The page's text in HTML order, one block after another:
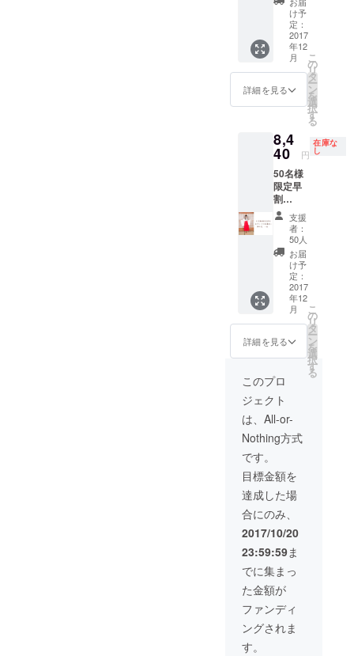
スト
カード
をお届
け致し
ます。
ロシエ
ルさん
チェキ
1枚 ※
チェキ
のため
一枚一
枚異な
りま
す。 送
料は無
料で
す。
122.5c
m（上
身丈
37cm、
ウエス
トベル
ト幅
78.5cm
） ウエ
スト
79〜
96cm
襷(たす
き) 幅
4,5cm×
長さ
220cm
生地 綿
100%
送料は
無料で
す。
身丈
35cm、
ウエス
トベル
ト幅
7cm、
スカー
スト
73〜
90cm
襷(たす
き) 幅
4,5cm×
長さ
200cm
L： 総
丈
122.5c
m（上
身丈
37cm、
ウエス
トベル
ト幅
ト丈
） ウエ
スト
79〜
96cm
き) 幅
4,5cm×
長さ
220cm
生地 綿
100%
無料で
す。
内容 ☆
おうち
でゆる
巫女！
其の
弐 3着
☆帯
（赤）
3本
（たす
き）
各2本
（赤・
白）計6
本 サイ
ズ M：
総丈
118.5c
m（上
身丈
35cm、
ウエス
トベル
ト幅
7cm、
スカー
） ウエ
スト
73〜
90cm
襷(たす
き) 幅
200cm
L： 総
丈
122.5c
m（上
身丈
37cm、
ウエス
トベル
ト幅
7cm、
スカー
ト丈
け予
定：
2017
年12
月
詳細を見る
こ
の
リ
タ
ー
ン
を
選
択
す
る
8,4
40 円
在庫な
し
50名様
限定早
割
15%OF
F （予
定販売
価格
9,936
円） ■
内容 ☆
おうち
でゆる
巫女！
其の
弐 1着
☆帯
（赤）
1本
☆襷
（たす
き） 2
本
イズ
M： 総
丈
118.5c
m（上
身丈
35cm、
ウエス
トベル
ト幅
7cm、
スカー
ト丈
支援
者：
50人
お届
け予
定：
2017
年12
月
詳細を見る
こ
の
リ
タ
ー
ン
を
選
択
す
る
このプロ
ジェクト
は、All-or-
Nothing方式
です。
目標金額を
達成した場
合にのみ、
2017/10/20
23:59:59ま
でに集まっ
た金額が
ファンディ
ングされま
す。